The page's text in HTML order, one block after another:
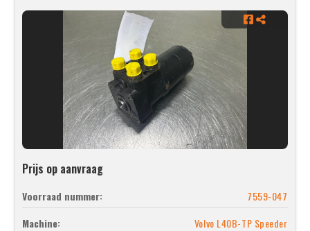
Prijs op aanvraag
Voorraad nummer:
7559-047
Machine:
Volvo L40B-TP Speeder